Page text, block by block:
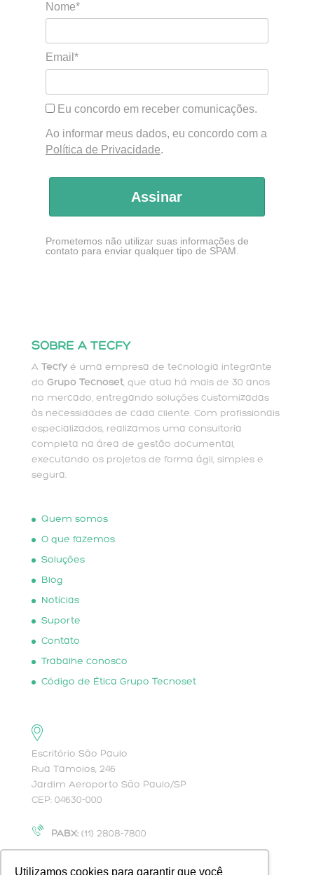
Utilizamos cookies para garantir que você
Nome*
Email*
Eu concordo em receber comunicações.
Ao informar meus dados, eu concordo com a
Política de Privacidade.
Assinar
Prometemos não utilizar suas informações de
contato para enviar qualquer tipo de SPAM.
SOBRE A TECFY
A Tecfyé uma empresa de tecnologia integrante
do Grupo Tecnoset, que atua há mais de 30 anos
no mercado, entregando soluções customizadas
às necessidades de cada cliente. Com profissionais
especializados, realizamos uma consultoria
completa na área de gestão documental,
executando os projetos de forma ágil, simples e
segura.
Quem somos
O que fazemos
Soluções
Blog
Notícias
Suporte
Contato
Trabalhe conosco
Código de Ética Grupo Tecnoset
Escritório São Paulo
Rua Tamoios, 246
Jardim Aeroporto São Paulo/SP
CEP: 04630-000
PABX:(11) 2808-7800